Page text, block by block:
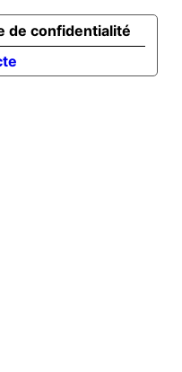
de confidentialité